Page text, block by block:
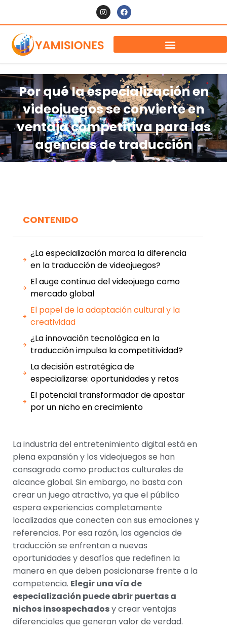
Por qué la especialización en
videojuegos se convierte en
ventaja competitiva para las
agencias de traducción
CONTENIDO
¿La especialización marca la diferencia
en la traducción de videojuegos?
El auge continuo del videojuego como
mercado global
El papel de la adaptación cultural y la
creatividad
¿La innovación tecnológica en la
traducción impulsa la competitividad?
La decisión estratégica de
especializarse: oportunidades y retos
El potencial transformador de apostar
por un nicho en crecimiento
La industria del entretenimiento digital está en
plena expansión y los videojuegos se han
consagrado como productos culturales de
alcance global. Sin embargo, no basta con
crear un juego atractivo, ya que el público
espera experiencias completamente
localizadas que conecten con sus emociones y
referencias. Por esa razón, las agencias de
traducción se enfrentan a nuevas
oportunidades y desafíos que redefinen la
manera en que deben posicionarse frente a la
competencia. Elegir una vía de
especialización puede abrir puertas a
nichos insospechadosy crear ventajas
diferenciales que generan valor de verdad.